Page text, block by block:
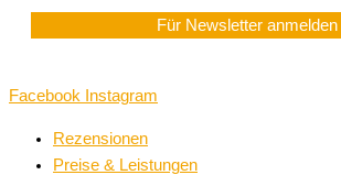
Facebook Instagram
Rezensionen
Preise & Leistungen